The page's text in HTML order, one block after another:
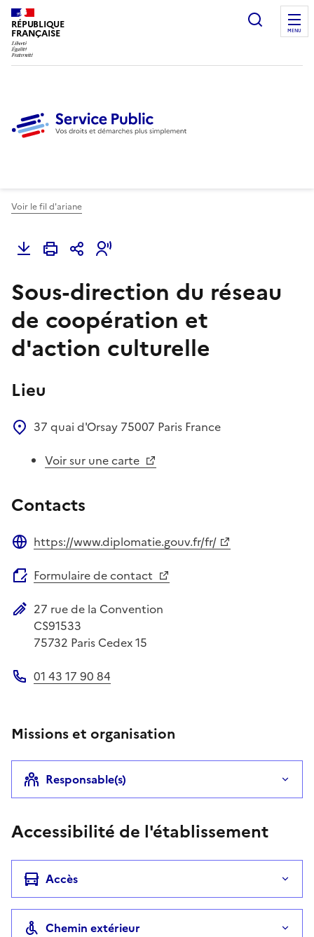
RÉPUBLIQUE
FRANÇAISE
Ouvrir
MENU
Voir le fil d'ariane
Sous-direction du réseau
de coopération et
d'action culturelle
Lieu
37 quai d'Orsay 75007 Paris France
Voir sur une carte
Contacts
https://www.diplomatie.gouv.fr/fr/
Formulaire de contact
Adresse postale
27 rue de la Convention
CS91533
75732 Paris Cedex 15
01 43 17 90 84
Missions et organisation
Responsable(s)
Accessibilité de l'établissement
Accès
Chemin extérieur